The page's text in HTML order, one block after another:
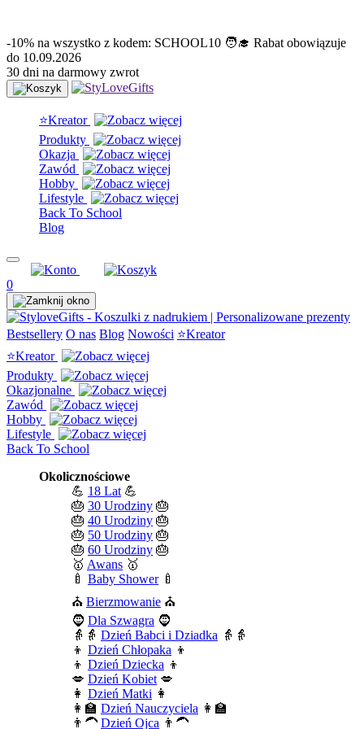
-10% na wszystko z kodem: SCHOOL10 🧑‍🎓 Rabat obowiązuje
do 10.09.2026
30 dni na darmowy zwrot
⭐Kreator
Produkty
Okazja
Zawód
Hobby
Lifestyle
Back To School
Blog
0
Bestsellery O nas Blog Nowości ⭐Kreator
⭐Kreator
Produkty
Okazjonalne
Zawód
Hobby
Lifestyle
Back To School
Okolicznościowe
💪 18 Lat 💪
🎂 30 Urodziny 🎂
🎂 40 Urodziny 🎂
🎂 50 Urodziny 🎂
🎂 60 Urodziny 🎂
🥇 Awans 🥇
🍼 Baby Shower🍼
⛪ Bierzmowanie ⛪
🧔 Dla Szwagra 🧔
👵👵 Dzień Babci i Dziadka 👵👵
👦 Dzień Chłopaka 👦
👦 Dzień Dziecka 👦
💋 Dzień Kobiet 💋
👩 Dzień Matki 👩
👩‍🏫 Dzień Nauczyciela 👩‍🏫
👨‍🦱 Dzień Ojca 👨‍🦱